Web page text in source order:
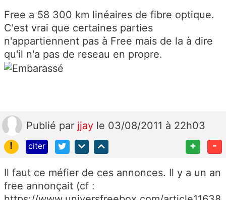
Free a 58 300 km linéaires de fibre optique.
C'est vrai que certaines parties
n'appartiennent pas à Free mais de la à dire
qu'il n'a pas de reseau en propre.
Publié par jjay le 03/08/2011 à 22h03
!
citer + -
Il faut ce méfier de ces annonces. Il y a un an
free annonçait (cf :